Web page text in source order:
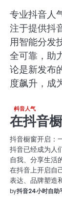
专业抖音人
注于提供抖
用智能分发
全可靠，助
论是新发布
度飙升，成
抖音人气
在抖音
抖音橱窗开启：
抖音已经成为人
自我、分享生活
在抖音上开启自
表达、品牌塑造
by抖音24小时自助